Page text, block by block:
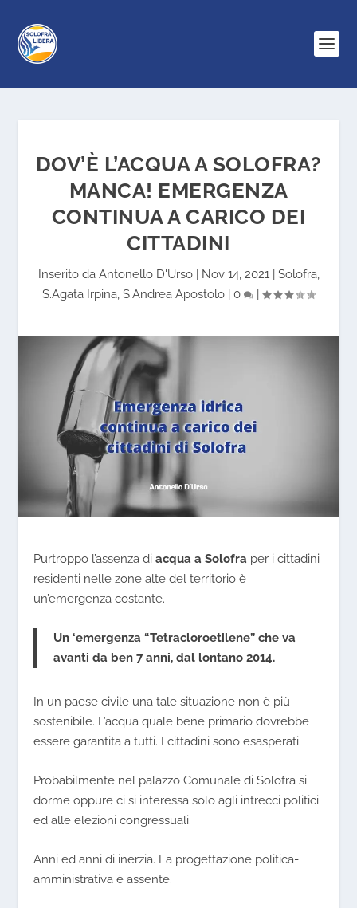
DOV’È L’ACQUA A SOLOFRA?
MANCA! EMERGENZA
CONTINUA A CARICO DEI
CITTADINI
Inserito da Antonello D'Urso| Nov 14, 2021| Solofra,
S.Agata Irpina, S.Andrea Apostolo 0
Purtroppo l’assenza diacqua a Solofra per i cittadini
residenti nelle zone alte del territorio è
un’emergenza costante.
Un ‘emergenza “Tetracloroetilene” che va
avanti da ben 7 anni, dal lontano 2014.
In un paese civile una tale situazione non è più
sostenibile. L’acqua quale bene primario dovrebbe
essere garantita a tutti. I cittadini sono esasperati.
Probabilmente nel palazzo Comunale di Solofra si
dorme oppure ci si interessa solo agli intrecci politici
ed alle elezioni congressuali.
Anni ed anni di inerzia. La progettazione politica-
amministrativa è assente.